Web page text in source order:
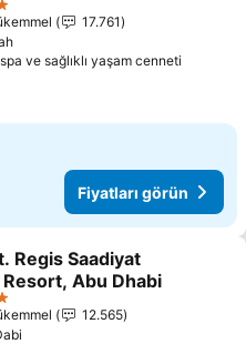
17.761
ve sağlıklı yaşam cenneti
Fiyatları görün
ekle
Regis Saadiyat
Resort, Abu Dhabi
12.565